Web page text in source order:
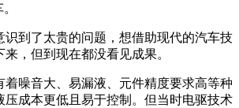
到了太贵的问题，想借助现代的汽车技
，但到现在都没看见成果。
噪音大、易漏液、元件精度要求高等种
压成本更低且易于控制。但当时电驱技术